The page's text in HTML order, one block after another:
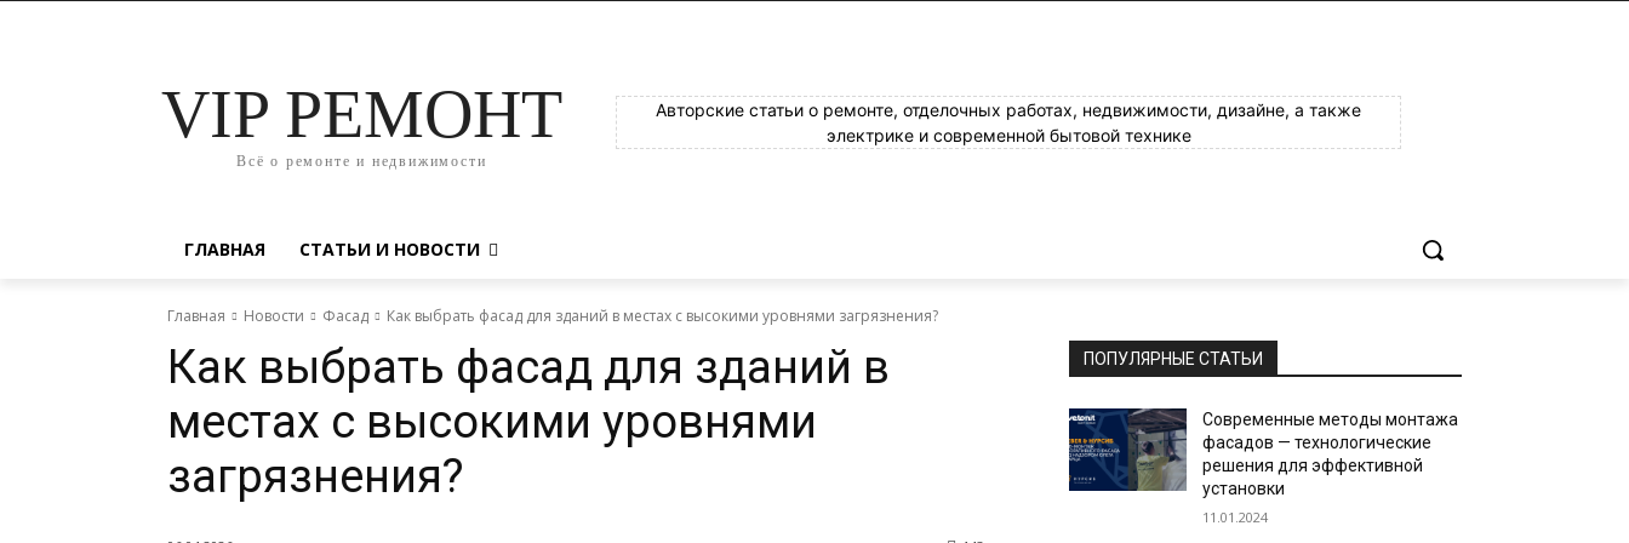
VIP РЕМОНТ
Всё о ремонте и недвижимости
Авторские статьи о ремонте, отделочных работах, недвижимости, дизайне, а также
электрике и современной бытовой технике
ГЛАВНАЯ СТАТЬИ И НОВОСТИ
Главная Новости Фасад Как выбрать фасад для зданий в местах с высокими уровнями загрязнения?
Как выбрать фасад для зданий в
местах с высокими уровнями
загрязнения?
ПОПУЛЯРНЫЕ СТАТЬИ
Современные методы монтажа
фасадов — технологические
решения для эффективной
установки
11.01.2024